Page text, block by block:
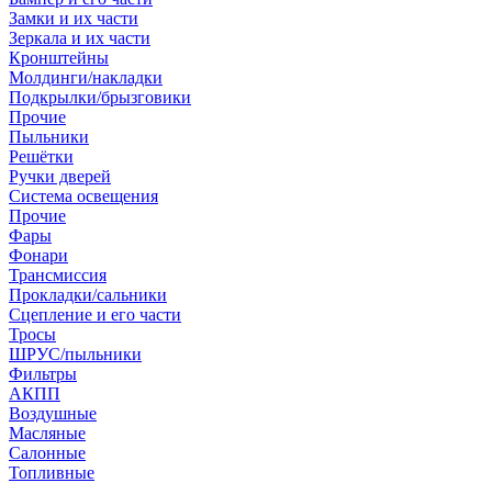
Замки и их части
Зеркала и их части
Кронштейны
Молдинги/накладки
Подкрылки/брызговики
Прочие
Пыльники
Решётки
Ручки дверей
Система освещения
Прочие
Фары
Фонари
Трансмиссия
Прокладки/сальники
Сцепление и его части
Тросы
ШРУС/пыльники
Фильтры
АКПП
Воздушные
Масляные
Салонные
Топливные